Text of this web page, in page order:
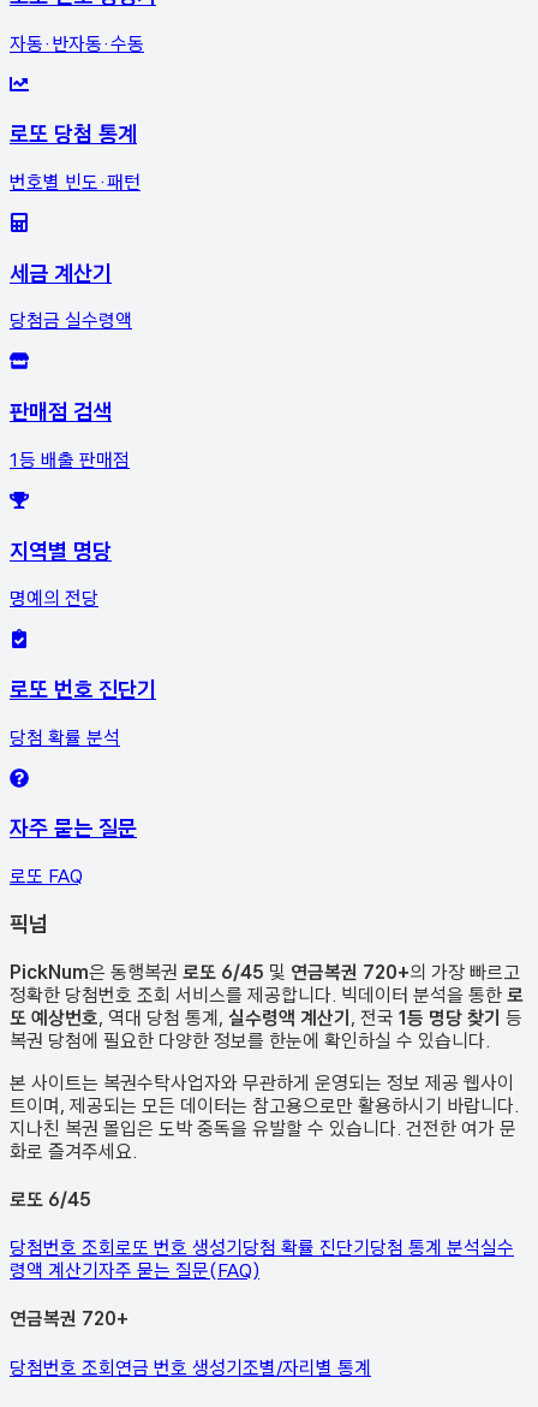
자동·반자동·수동
로또 당첨 통계
번호별 빈도·패턴
세금 계산기
당첨금 실수령액
판매점 검색
1등 배출 판매점
지역별 명당
명예의 전당
로또 번호 진단기
당첨 확률 분석
자주 묻는 질문
로또 FAQ
픽넘
PickNum은 동행복권 로또 6/45 및 연금복권 720+의 가장 빠르고
정확한 당첨번호 조회 서비스를 제공합니다. 빅데이터 분석을 통한 로
또 예상번호, 역대 당첨 통계, 실수령액 계산기, 전국 1등 명당 찾기 등
복권 당첨에 필요한 다양한 정보를 한눈에 확인하실 수 있습니다.
본 사이트는 복권수탁사업자와 무관하게 운영되는 정보 제공 웹사이
트이며, 제공되는 모든 데이터는 참고용으로만 활용하시기 바랍니다.
지나친 복권 몰입은 도박 중독을 유발할 수 있습니다. 건전한 여가 문
화로 즐겨주세요.
로또 6/45
당첨번호 조회로또 번호 생성기당첨 확률 진단기당첨 통계 분석실수
령액 계산기자주 묻는 질문(FAQ)
연금복권 720+
당첨번호 조회연금 번호 생성기조별/자리별 통계